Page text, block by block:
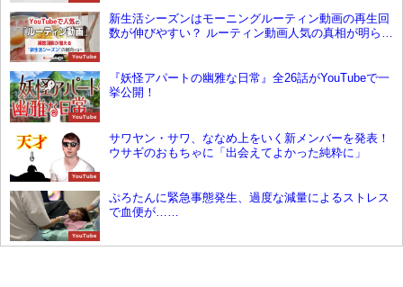
YouTube
新生活シーズンはモーニングルーティン動画の再生回
数が伸びやすい？ ルーティン動画人気の真相が明らか
YouTube
『妖怪アパートの幽雅な日常』全26話がYouTubeで一
挙公開！
YouTube
サワヤン・サワ、ななめ上をいく新メンバーを発表！
ウサギのおもちゃに「出会えてよかった純粋に」
YouTube
ぷろたんに緊急事態発生、過度な減量によるストレス
で血便が……